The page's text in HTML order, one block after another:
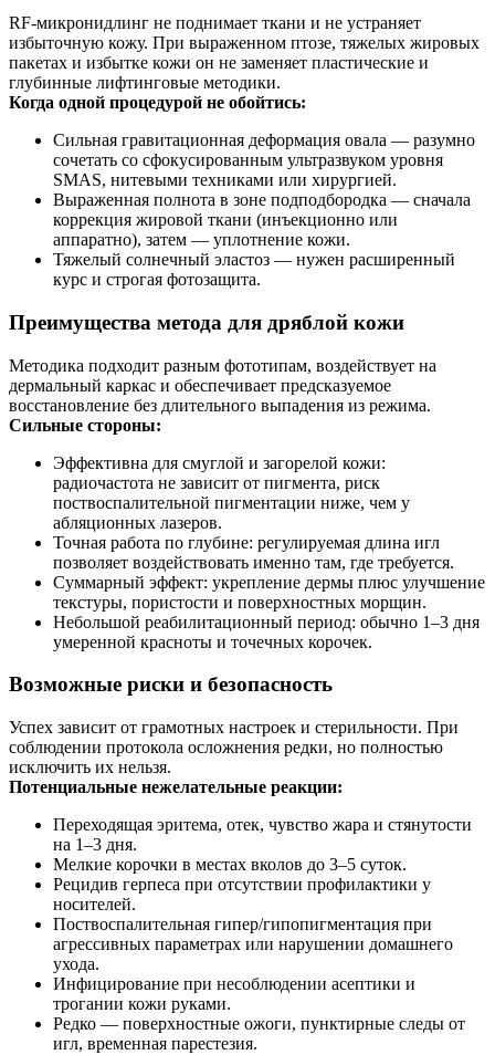
RF‑микронидлинг не поднимает ткани и не устраняет
избыточную кожу. При выраженном птозе, тяжелых жировых
пакетах и избытке кожи он не заменяет пластические и
глубинные лифтинговые методики.
Когда одной процедурой не обойтись:
Сильная гравитационная деформация овала — разумно
сочетать со сфокусированным ультразвуком уровня
SMAS, нитевыми техниками или хирургией.
Выраженная полнота в зоне подподбородка — сначала
коррекция жировой ткани (инъекционно или
аппаратно), затем — уплотнение кожи.
Тяжелый солнечный эластоз — нужен расширенный
курс и строгая фотозащита.
Преимущества метода для дряблой кожи
Методика подходит разным фототипам, воздействует на
дермальный каркас и обеспечивает предсказуемое
восстановление без длительного выпадения из режима.
Сильные стороны:
Эффективна для смуглой и загорелой кожи:
радиочастота не зависит от пигмента, риск
поствоспалительной пигментации ниже, чем у
абляционных лазеров.
Точная работа по глубине: регулируемая длина игл
позволяет воздействовать именно там, где требуется.
Суммарный эффект: укрепление дермы плюс улучшение
текстуры, пористости и поверхностных морщин.
Небольшой реабилитационный период: обычно 1–3 дня
умеренной красноты и точечных корочек.
Возможные риски и безопасность
Успех зависит от грамотных настроек и стерильности. При
соблюдении протокола осложнения редки, но полностью
исключить их нельзя.
Потенциальные нежелательные реакции:
Переходящая эритема, отек, чувство жара и стянутости
на 1–3 дня.
Мелкие корочки в местах вколов до 3–5 суток.
Рецидив герпеса при отсутствии профилактики у
носителей.
Поствоспалительная гипер/гипопигментация при
агрессивных параметрах или нарушении домашнего
ухода.
Инфицирование при несоблюдении асептики и
трогании кожи руками.
Редко — поверхностные ожоги, пунктирные следы от
игл, временная парестезия.